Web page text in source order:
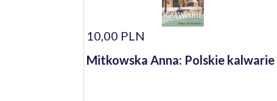
10,00 PLN
Mitkowska Anna: Polskie kalwarie